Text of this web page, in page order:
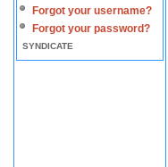
Forgot your username?
Forgot your password?
SYNDICATE